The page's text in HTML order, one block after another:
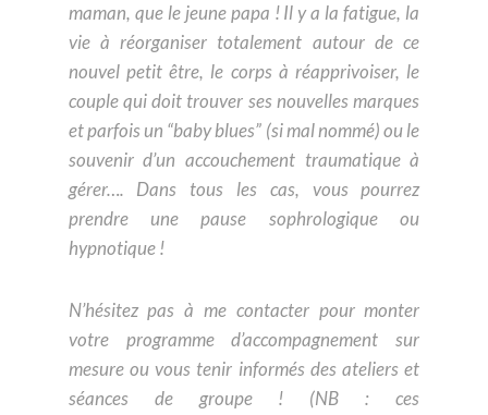
maman, que le jeune papa ! Il y a la fatigue, la
vie à réorganiser totalement autour de ce
nouvel petit être, le corps à réapprivoiser, le
couple qui doit trouver ses nouvelles marques
et parfois un “baby blues” (si mal nommé) ou le
souvenir d’un accouchement traumatique à
gérer…. Dans tous les cas, vous pourrez
prendre une pause sophrologique ou
hypnotique !
N’hésitez pas à me contacter pour monter
votre programme d’accompagnement sur
mesure ou vous tenir informés des ateliers et
séances de groupe ! (NB : ces